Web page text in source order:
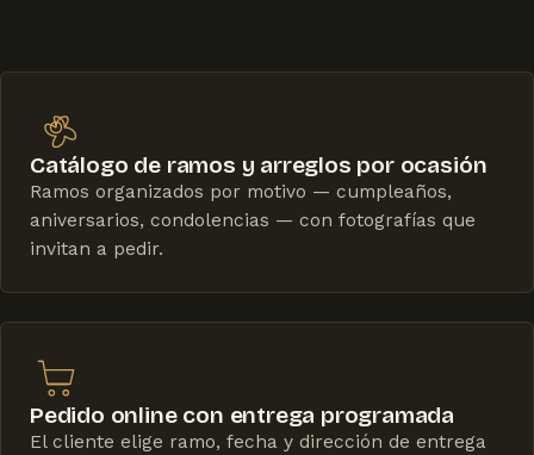
Catálogo de ramos y arreglos por ocasión
Ramos organizados por motivo — cumpleaños,
aniversarios, condolencias — con fotografías que
invitan a pedir.
Pedido online con entrega programada
El cliente elige ramo, fecha y dirección de entrega